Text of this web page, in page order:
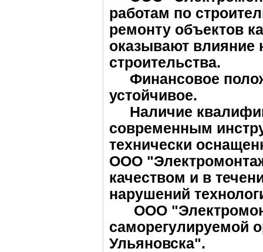
работам по
ремонту объектов
оказывают влияние
строительства.
Финансовое
устойчивое.
Наличие
современным
технически
ООО
качеством и в
нарушений
ООО
саморегулируемой
Ульяновска".